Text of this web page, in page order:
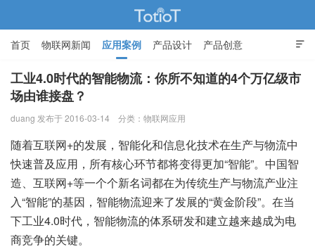
物联网的那些事 - Totiot

首页 物联网新闻 应用案例 产品设计 产品创意
智能家居
工业4.0时代的智能物流：你所不知道的4个万亿级市
场由谁接盘？
duang 发布于 2016-03-14 分类： 物联网应用
随着互联网+的发展，智能化和信息化技术在生产与物流中
快速普及应用，所有核心环节都将变得更加“智能”。中国智
造、互联网+等一个个新名词都在为传统生产与物流产业注
入“智能”的基因， 智能物流迎来了发展的“黄金阶段”。在当
下工业4.0时代，智能物流的体系研发和建立越来越成为电
商竞争的关键。